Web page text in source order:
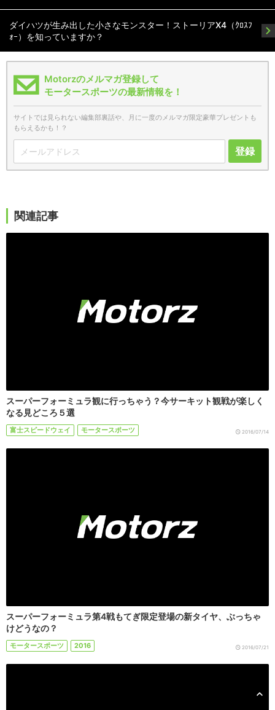
ダイハツが生み出した小さなモンスター！ストーリアX4（ｸﾛｽﾌ
ｫｰ）を知っていますか？
Motorzのメルマガ登録して
モータースポーツの最新情報を！
サイトでは見られない編集部裏話や、月に一度のメルマガ限定豪華プレゼントも
もらえるかも！？
登録
関連記事
スーパーフォーミュラ観に行っちゃう？今サーキット観戦が楽しく
なる見どころ５選
富士スピードウェイ モータースポーツ 2016/07/14
スーパーフォーミュラ第4戦もてぎ限定登場の新タイヤ、ぶっちゃ
けどうなの？
モータースポーツ 2016 2016/07/21